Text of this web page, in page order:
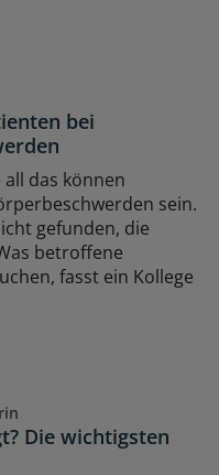
bei
all das können
sein.
gefunden, die
betroffene
fasst ein Kollege
Die wichtigsten